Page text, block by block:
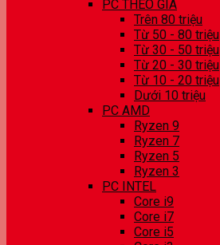
PC THEO GIÁ
Trên 80 triệu
Từ 50 - 80 triệu
Từ 30 - 50 triệu
Từ 20 - 30 triệu
Từ 10 - 20 triệu
Dưới 10 triệu
PC AMD
Ryzen 9
Ryzen 7
Ryzen 5
Ryzen 3
PC INTEL
Core i9
Core i7
Core i5